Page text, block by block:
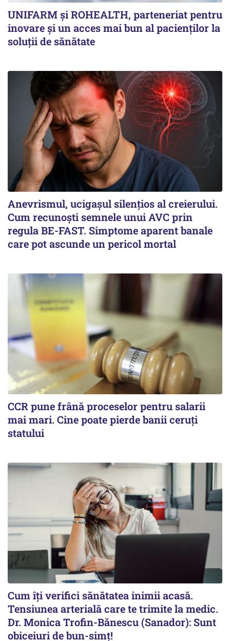
UNIFARM și ROHEALTH, parteneriat pentru
inovare și un acces mai bun al pacienților la
soluții de sănătate
Anevrismul, ucigașul silențios al creierului.
Cum recunoști semnele unui AVC prin
regula BE-FAST. Simptome aparent banale
care pot ascunde un pericol mortal
CCR pune frână proceselor pentru salarii
mai mari. Cine poate pierde banii ceruți
statului
Cum îți verifici sănătatea inimii acasă.
Tensiunea arterială care te trimite la medic.
Dr. Monica Trofin-Bănescu (Sanador): Sunt
obiceiuri de bun-simț!